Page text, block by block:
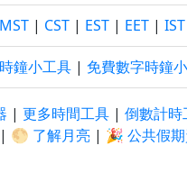
MST | CST | EST | EET | IST
鐘小工具 | 免費數字時鐘
| 更多時間工具 | 倒數計時
| 🌕 了解月亮 | 🎉 公共假